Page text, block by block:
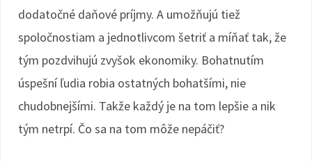
dodatočné daňové príjmy. A umožňujú tiež
spoločnostiam a jednotlivcom šetriť a míňať tak, že
tým pozdvihujú zvyšok ekonomiky. Bohatnutím
úspešní ľudia robia ostatných bohatšími, nie
chudobnejšími. Takže každý je na tom lepšie a nik
tým netrpí. Čo sa na tom môže nepáčiť?